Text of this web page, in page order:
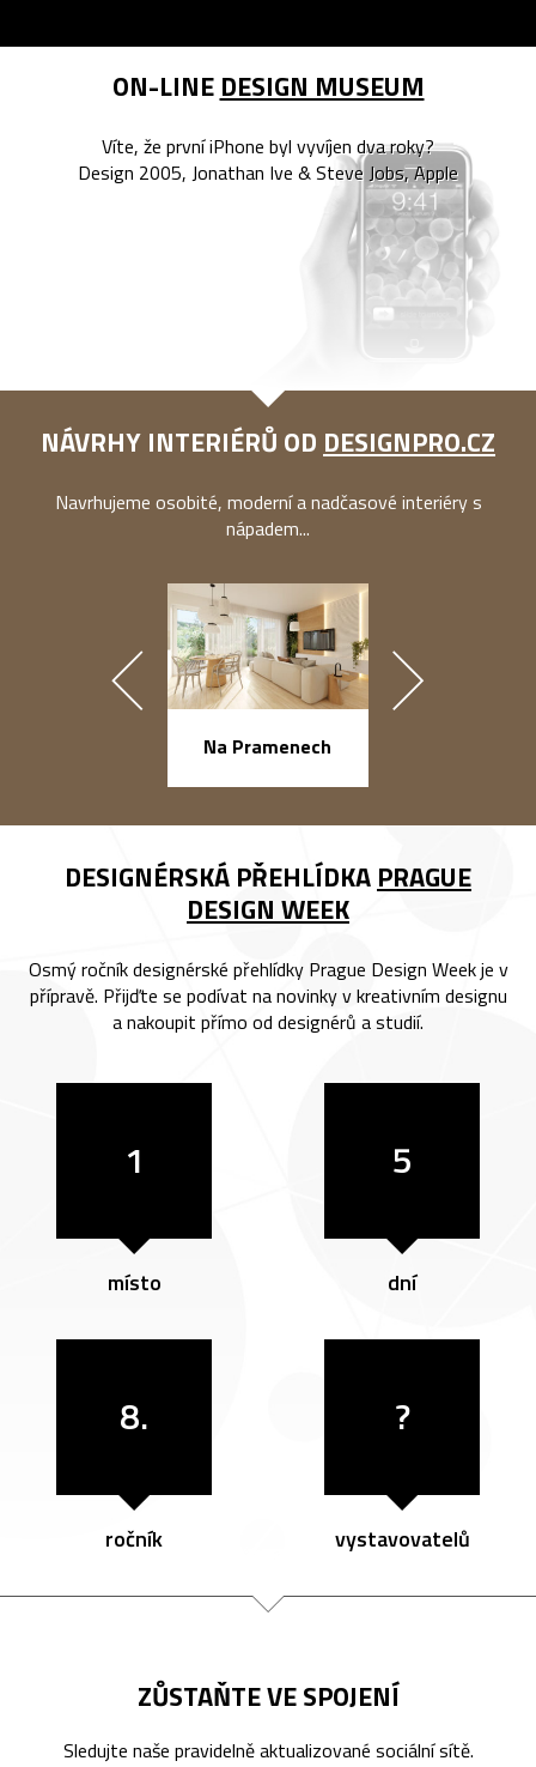
ON-LINE DESIGN MUSEUM
Víte, že první iPhone byl vyvíjen dva roky?
Design 2005, Jonathan Ive & Steve Jobs, Apple
NÁVRHY INTERIÉRŮ OD DESIGNPRO.CZ
Navrhujeme osobité, moderní a nadčasové interiéry s
nápadem...
Na Pramenech
DESIGNÉRSKÁ PŘEHLÍDKA PRAGUE
DESIGN WEEK
Osmý ročník designérské přehlídky Prague Design Week je v
přípravě. Přijďte se podívat na novinky v kreativním designu
a nakoupit přímo od designérů a studií.
1
místo
5
dní
8.
ročník
?
vystavovatelů
ZŮSTAŇTE VE SPOJENÍ
Sledujte naše pravidelně aktualizované sociální sítě.